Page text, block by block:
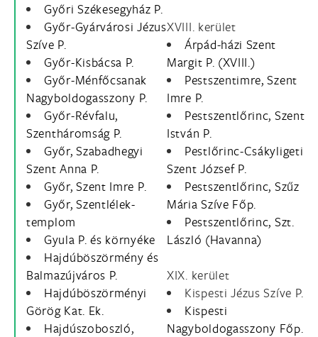
Győri Székesegyház P.
Győr-Gyárvárosi Jézus
Szíve P.
Győr-Kisbácsa P.
Győr-Ménfőcsanak
Nagyboldogasszony P.
Győr-Révfalu,
Szentháromság P.
Győr, Szabadhegyi
Szent Anna P.
Győr, Szent Imre P.
Győr, Szentlélek-
templom
Gyula P. és környéke
Hajdúböszörmény és
Balmazújváros P.
Hajdúböszörményi
Görög Kat. Ek.
Hajdúszoboszló,
XVIII. kerület
Árpád-házi Szent
Margit P. (XVIII.)
Pestszentimre, Szent
Imre P.
Pestszentlőrinc, Szent
István P.
Pestlőrinc-Csákyligeti
Szent József P.
Pestszentlőrinc, Szűz
Mária Szíve Főp.
Pestszentlőrinc, Szt.
László (Havanna)
XIX. kerület
Kispesti Jézus Szíve P.
Kispesti
Nagyboldogasszony Főp.